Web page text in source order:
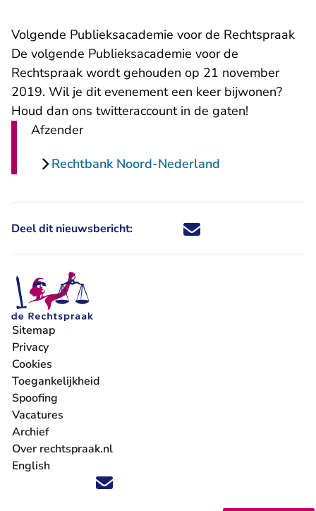
Volgende Publieksacademie voor de Rechtspraak
De volgende Publieksacademie voor de
Rechtspraak wordt gehouden op 21 november
2019. Wil je dit evenement een keer bijwonen?
Houd dan ons twitteraccount- U verlaat
in de gaten!
Afzender
Rechtbank Noord-Nederland
Deel dit nieuwsbericht: Deel dit nieuwsbericht via X -
Deel dit nieuwsbericht via
Deel dit nieuwsbericht
Deel dit
Volg ons op X (Twitter) - U verlaat Rechtspraak.nl
Volg ons op Facebook - U verlaat Rechtspraak.nl
Volg ons op Instagram - U verlaat Rechtspraak.nl
Volg ons op Youtube - U verlaat Rechtspraak.nl
Volg ons op LinkedIn - U verlaat
'Blijf op de hoogte' nieuwsbrief - U verlaat
Sitemap
Privacy
Cookies
Toegankelijkheid
Spoofing
Vacatures
- U verlaat Rechtspraak.nl
Archief
Over rechtspraak.nl
English